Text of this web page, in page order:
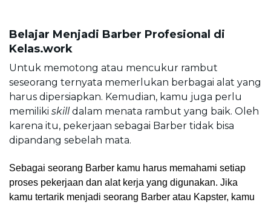
Belajar Menjadi Barber Profesional di
Kelas.work
Untuk memotong atau mencukur rambut
seseorang ternyata memerlukan berbagai alat yang
harus dipersiapkan. Kemudian, kamu juga perlu
memiliki skill dalam menata rambut yang baik. Oleh
karena itu, pekerjaan sebagai Barber tidak bisa
dipandang sebelah mata.
Sebagai seorang Barber kamu harus memahami setiap
proses pekerjaan dan alat kerja yang digunakan. Jika
kamu tertarik menjadi seorang Barber atau Kapster, kamu